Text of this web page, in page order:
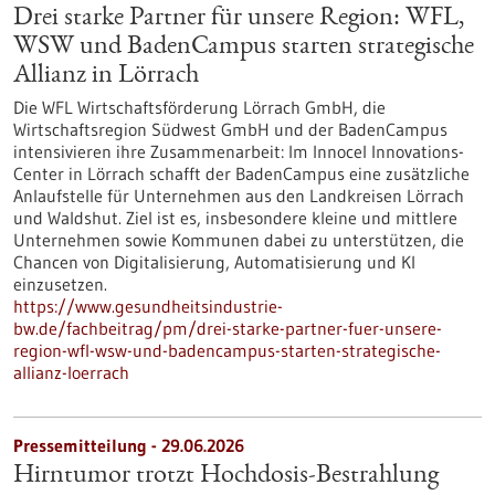
Drei starke Partner für unsere Region: WFL,
WSW und BadenCampus starten strategische
Allianz in Lörrach
Die WFL Wirtschaftsförderung Lörrach GmbH, die
Wirtschaftsregion Südwest GmbH und der BadenCampus
intensivieren ihre Zusammenarbeit: Im Innocel Innovations-
Center in Lörrach schafft der BadenCampus eine zusätzliche
Anlaufstelle für Unternehmen aus den Landkreisen Lörrach
und Waldshut. Ziel ist es, insbesondere kleine und mittlere
Unternehmen sowie Kommunen dabei zu unterstützen, die
Chancen von Digitalisierung, Automatisierung und KI
einzusetzen.
https://www.gesundheitsindustrie-
bw.de/fachbeitrag/pm/drei-starke-partner-fuer-unsere-
region-wfl-wsw-und-badencampus-starten-strategische-
allianz-loerrach
Pressemitteilung - 29.06.2026
Hirntumor trotzt Hochdosis-Bestrahlung